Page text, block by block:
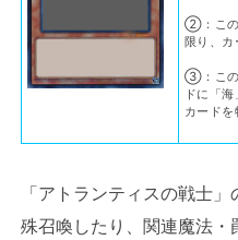
②：この
限り、カ
③：この
ドに「
カードを
「アトランティスの戦士
殊召喚したり、関連魔法